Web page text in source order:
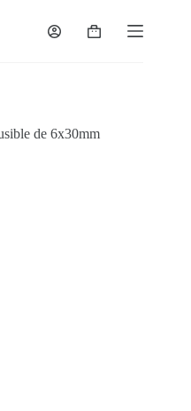
Carro
de 6x30mm